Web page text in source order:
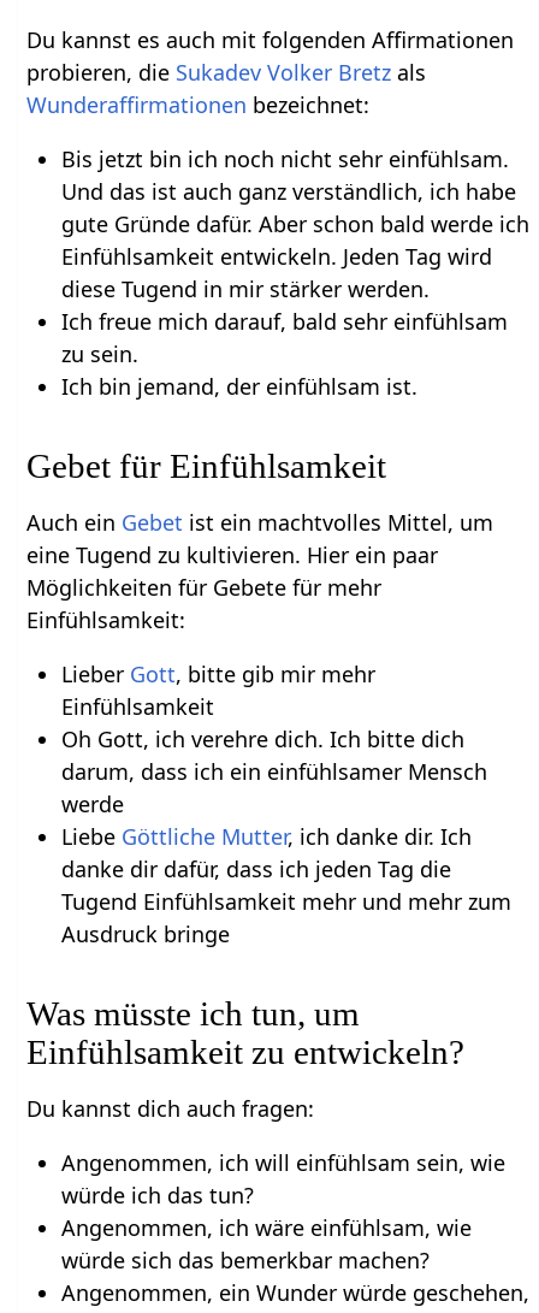
Du kannst es auch mit folgenden Affirmationen
probieren, die Sukadev Volker Bretz als
Wunderaffirmationen bezeichnet:
Bis jetzt bin ich noch nicht sehr einfühlsam.
Und das ist auch ganz verständlich, ich habe
gute Gründe dafür. Aber schon bald werde ich
Einfühlsamkeit entwickeln. Jeden Tag wird
diese Tugend in mir stärker werden.
Ich freue mich darauf, bald sehr einfühlsam
zu sein.
Ich bin jemand, der einfühlsam ist.
Gebet für Einfühlsamkeit
Auch ein Gebet ist ein machtvolles Mittel, um
eine Tugend zu kultivieren. Hier ein paar
Möglichkeiten für Gebete für mehr
Einfühlsamkeit:
Lieber Gott, bitte gib mir mehr
Einfühlsamkeit
Oh Gott, ich verehre dich. Ich bitte dich
darum, dass ich ein einfühlsamer Mensch
werde
Liebe Göttliche Mutter, ich danke dir. Ich
danke dir dafür, dass ich jeden Tag die
Tugend Einfühlsamkeit mehr und mehr zum
Ausdruck bringe
Was müsste ich tun, um
Einfühlsamkeit zu entwickeln?
Du kannst dich auch fragen:
Angenommen, ich will einfühlsam sein, wie
würde ich das tun?
Angenommen, ich wäre einfühlsam, wie
würde sich das bemerkbar machen?
Angenommen, ein Wunder würde geschehen,